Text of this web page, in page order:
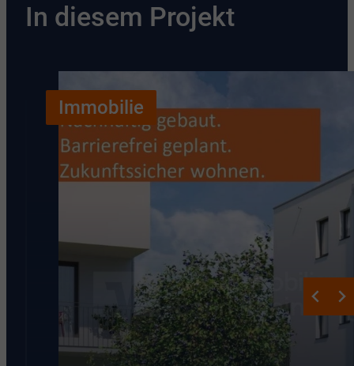
In diesem Projekt
Immobilie